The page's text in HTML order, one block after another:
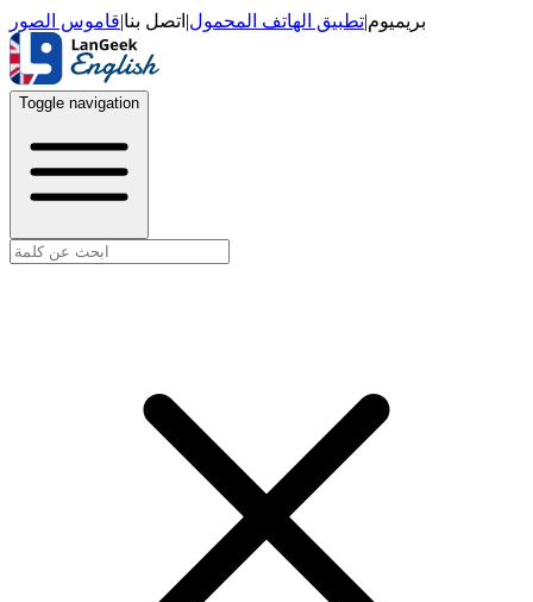
بريميوم|تطبيق الهاتف المحمول| اتصل بنا|قاموس الصور
Toggle navigation